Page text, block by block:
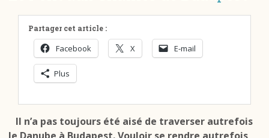
Partager cet article :
Facebook X E-mail
Plus
Il n’a pas toujours été aisé de traverser autrefois